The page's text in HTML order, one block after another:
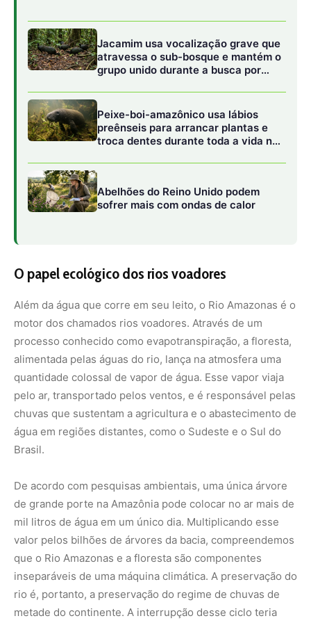
O papel ecológico dos rios voadores
Além da água que corre em seu leito, o Rio Amazonas é o
motor dos chamados rios voadores. Através de um
processo conhecido como evapotranspiração, a floresta,
alimentada pelas águas do rio, lança na atmosfera uma
quantidade colossal de vapor de água. Esse vapor viaja
pelo ar, transportado pelos ventos, e é responsável pelas
chuvas que sustentam a agricultura e o abastecimento de
água em regiões distantes, como o Sudeste e o Sul do
de grande porte na Amazônia pode colocar no ar mais de
valor pelos bilhões de árvores da bacia, compreendemos
que o Rio Amazonas e a floresta são componentes
inseparáveis de uma máquina climática. A preservação do
rio é, portanto, a preservação do regime de chuvas de
metade do continente. A interrupção desse ciclo teria
consequências catastróficas não apenas para a
biodiversidade local, mas para a segurança alimentar
global.